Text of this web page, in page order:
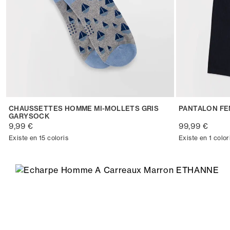
CHAUSSETTES HOMME MI-MOLLETS GRIS
GARYSOCK
9,99 €
Existe en 15 coloris
PANTALON
99,99 €
Existe en 1